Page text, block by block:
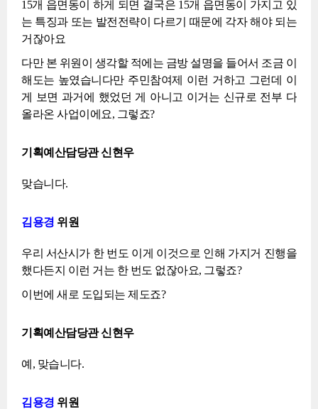
15개 읍면동이 하게 되면 결국은 15개 읍면동이 가지고 있
는 특징과 또는 발전전략이 다르기 때문에 각자 해야 되는
거잖아요
다만 본 위원이 생각할 적에는 금방 설명을 들어서 조금 이
해도는 높였습니다만 주민참여제 이런 거하고 그런데 이
게 보면 과거에 했었던 게 아니고 이거는 신규로 전부 다
올라온 사업이에요, 그렇죠?
기획예산담당관 신현우
맞습니다.
김용경 위원
우리 서산시가 한 번도 이게 이것으로 인해 가지거 진행을
했다든지 이런 거는 한 번도 없잖아요, 그렇죠?
이번에 새로 도입되는 제도죠?
기획예산담당관 신현우
예, 맞습니다.
김용경 위원